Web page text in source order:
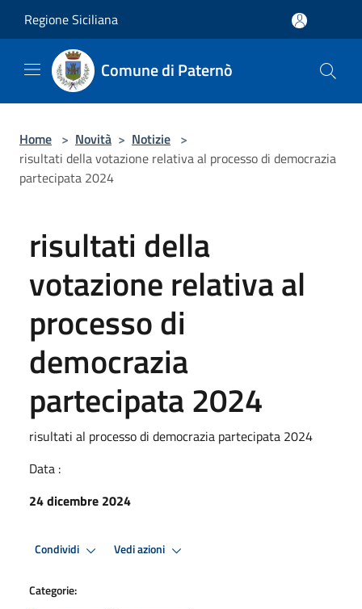
Regione Siciliana
Comune di Paternò
Home > Novità > Notizie >
risultati della votazione relativa al processo di democrazia
partecipata 2024
risultati della
votazione relativa al
processo di
democrazia
partecipata 2024
risultati al processo di democrazia partecipata 2024
Data :
24 dicembre 2024
Condividi Vedi azioni
Categorie: